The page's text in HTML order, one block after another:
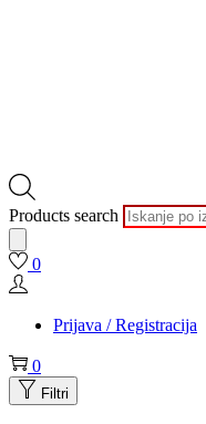
Products search
0
Prijava / Registracija
0
Filtri